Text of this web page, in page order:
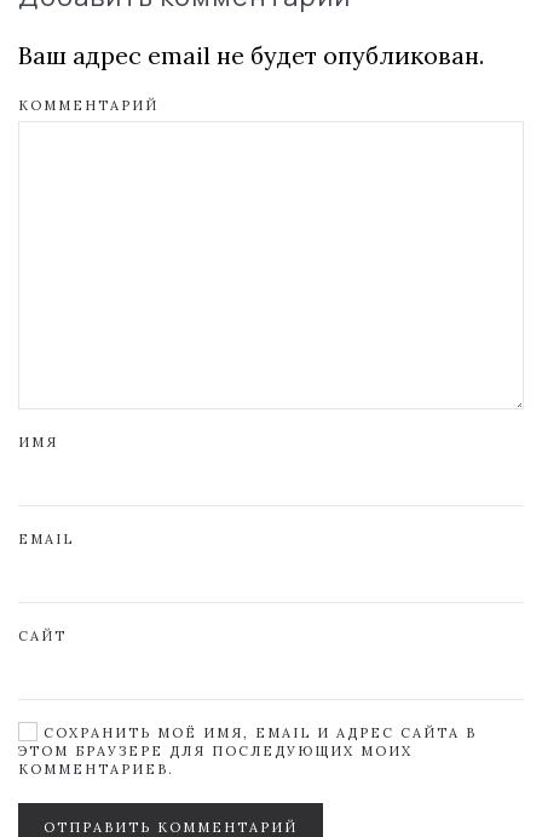
Ваш адрес email не будет опубликован.
КОММЕНТАРИЙ
ИМЯ
EMAIL
САЙТ
СОХРАНИТЬ МОЁ ИМЯ, EMAIL И АДРЕС САЙТА В
ЭТОМ БРАУЗЕРЕ ДЛЯ ПОСЛЕДУЮЩИХ МОИХ
КОММЕНТАРИЕВ.
ОТПРАВИТЬ КОММЕНТАРИЙ